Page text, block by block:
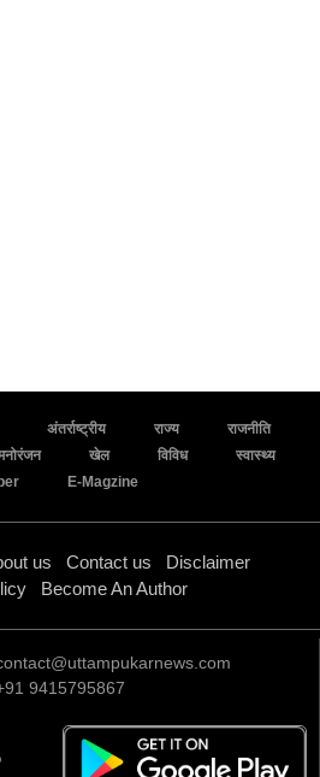
अंतर्राष्ट्रीय राज्य
राजनीति
खेल विविध
स्वास्थ्य
E-Magzine
us Contact us
Disclaimer
Become An Author
9415795867